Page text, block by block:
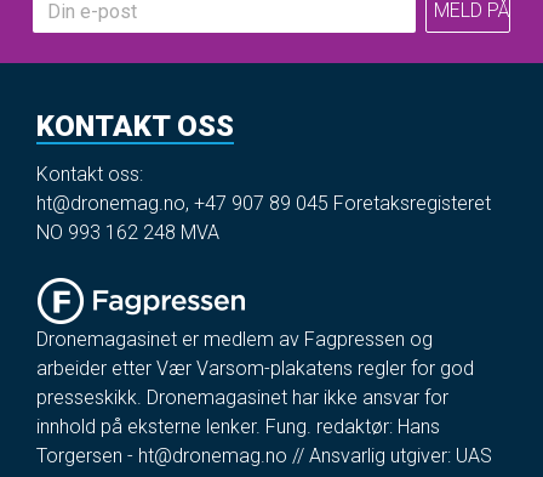
KONTAKT OSS
Kontakt oss:
ht@dronemag.no, +47 907 89 045 Foretaksregisteret
NO 993 162 248 MVA
Dronemagasinet er medlem av Fagpressen og
arbeider etter Vær Varsom-plakatens regler for god
presseskikk. Dronemagasinet har ikke ansvar for
innhold på eksterne lenker. Fung. redaktør: Hans
Torgersen - ht@dronemag.no // Ansvarlig utgiver: UAS